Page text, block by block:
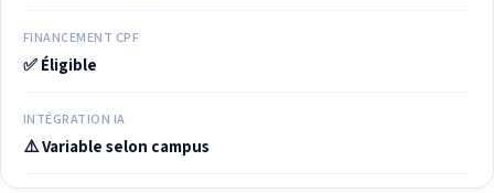
FINANCEMENT CPF
✅ Éligible
INTÉGRATION IA
⚠️ Variable selon campus